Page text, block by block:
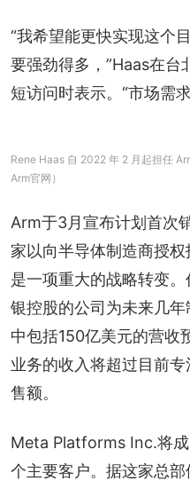
“我希望能更快实现这个
要强劲得多，”Haas在台
短访问时表示。“市场需
Rene Haas 自 2022 年 2 月起担任
Arm官网）
Arm于3月宣布计划首次
家以向半导体制造商授
是一项重大的战略转变
银控股的公司为未来几
中包括150亿美元的营收
业务的收入将超过目前
售额。
Meta Platforms Inc.将
个主要客户。据这家总